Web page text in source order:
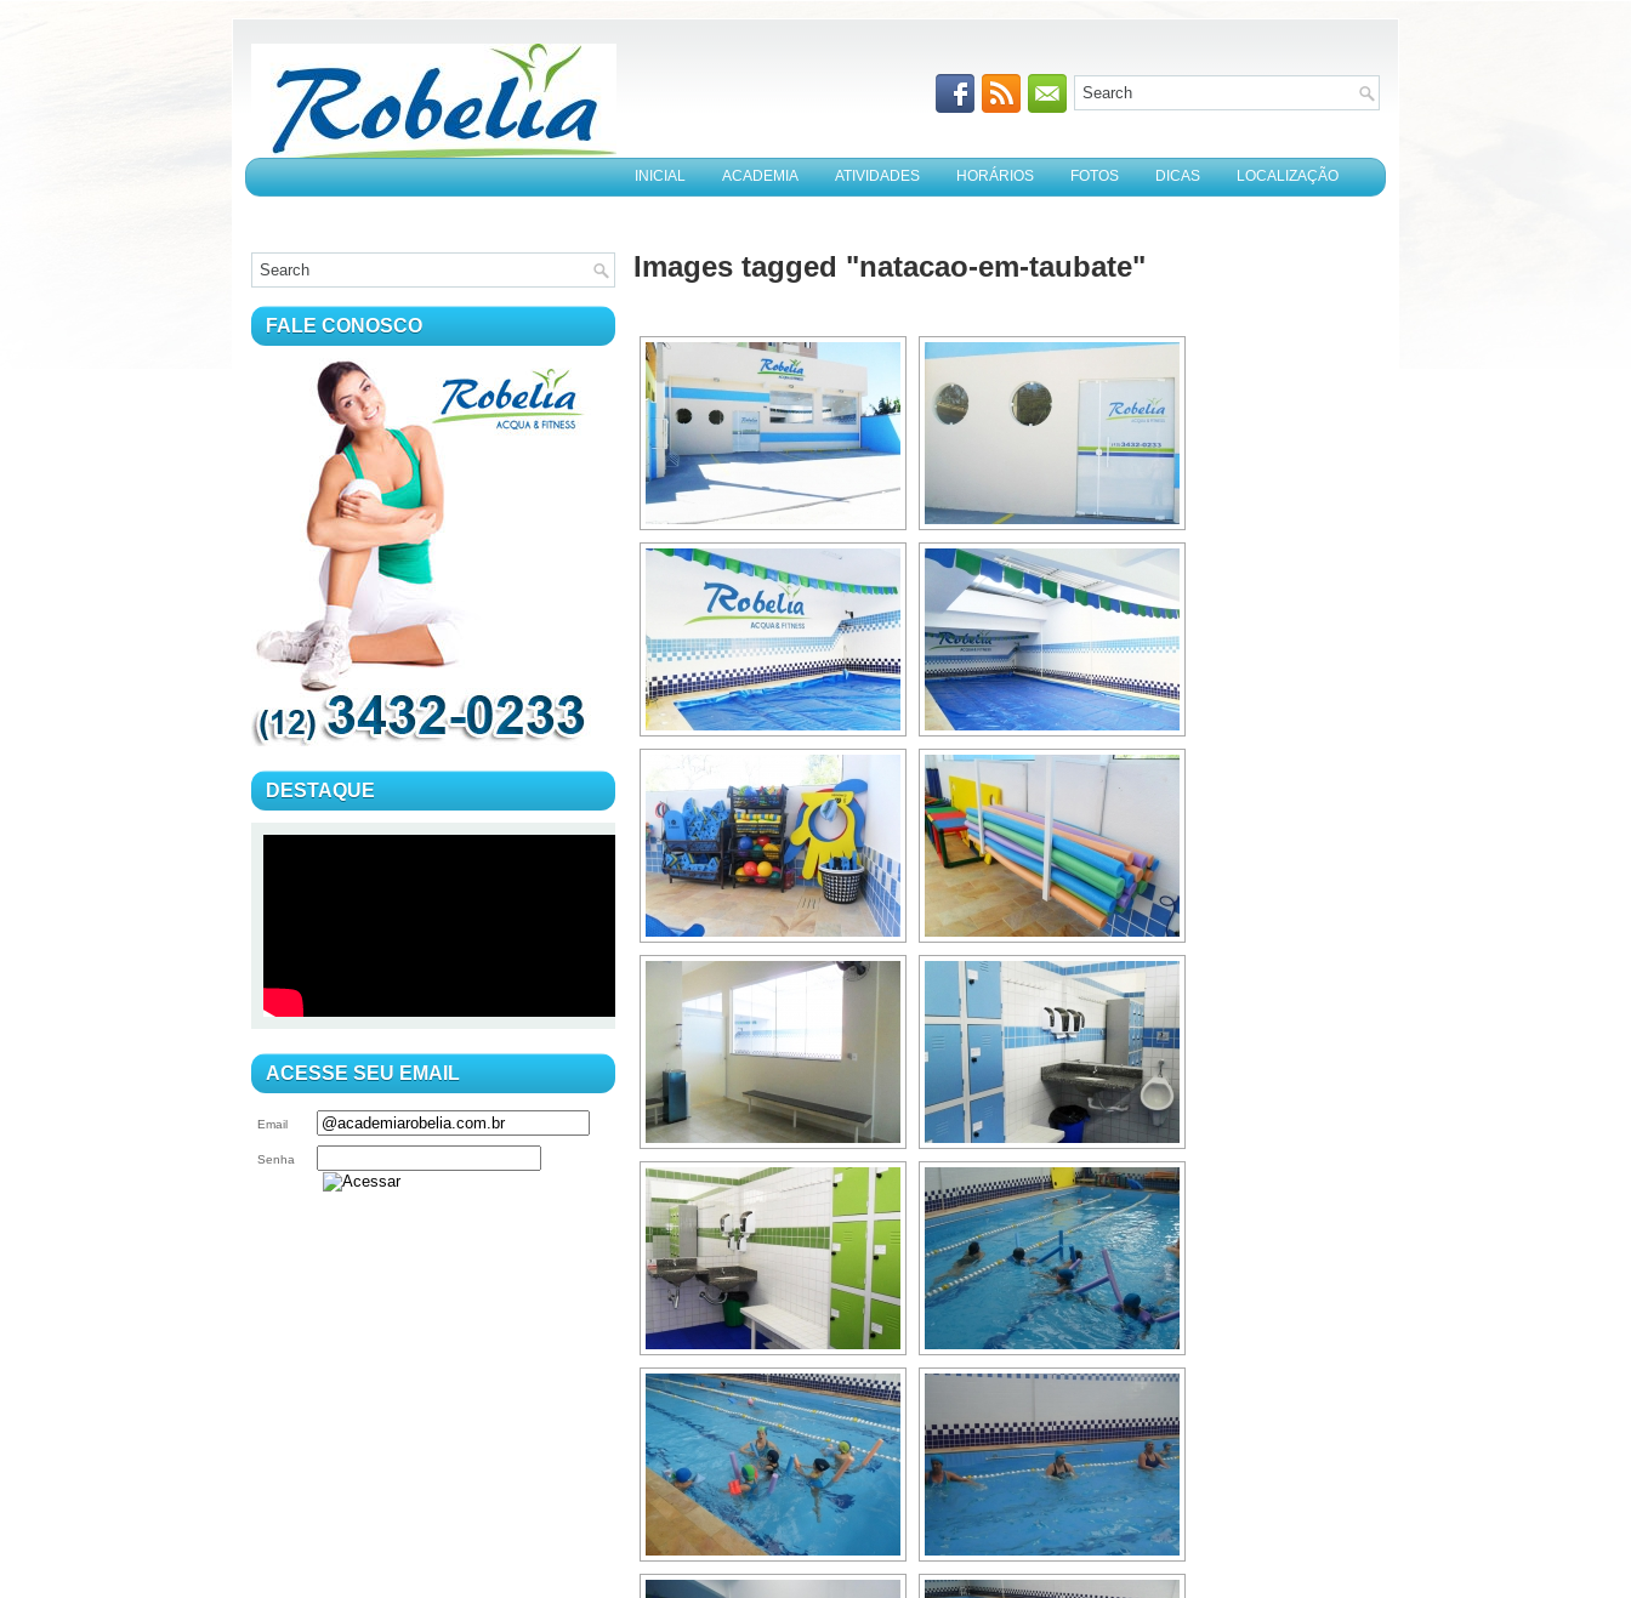
INICIAL ACADEMIA ATIVIDADES HORÁRIOS FOTOS DICAS LOCALIZAÇÃO
Images tagged "natacao-em-taubate"
FALE CONOSCO
DESTAQUE
ACESSE SEU EMAIL
Email
Senha